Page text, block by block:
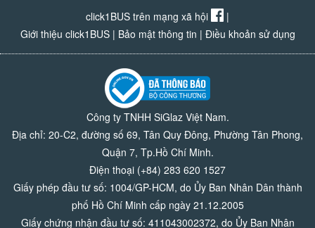
click1BUS trên mạng xã hội
|
Giới thiệu click1BUS| Bảo mật thông tin | Điều khoản sử dụng
Công ty TNHH SiGlaz Việt Nam.
Địa chỉ: 20-C2, đường số 69, Tân Quy Đông, Phường Tân Phong,
Quận 7, Tp.Hồ Chí Minh.
Điện thoại (+84) 283 620 1527
Giấy phép đầu tư số: 1004/GP-HCM, do Ủy Ban Nhân Dân thành
phố Hồ Chí Minh cấp ngày 21.12.2005
Giấy chứng nhận đầu tư số: 411043002372, do Ủy Ban Nhân